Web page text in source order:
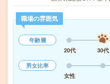
職場の雰囲気
年齢層
20代
30代
男女比率
女性